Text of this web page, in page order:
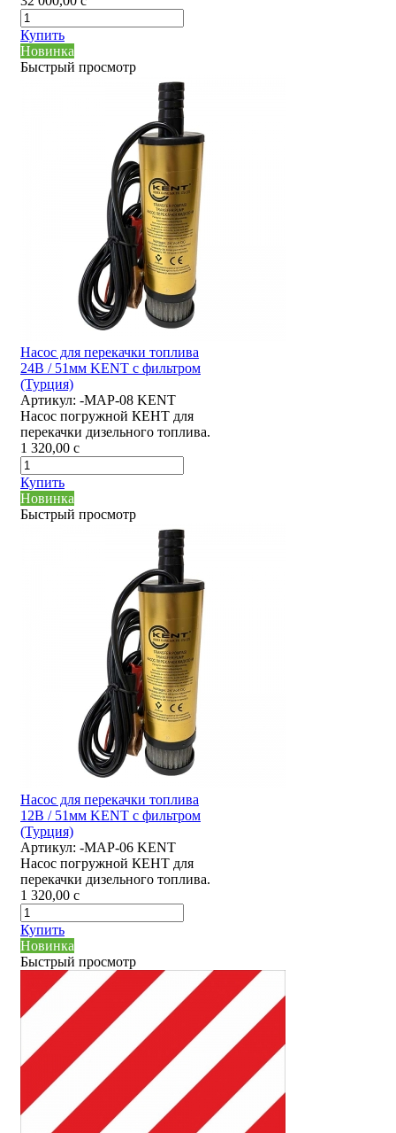
Купить
Новинка
Быстрый просмотр
Насос для перекачки топлива
24В / 51мм KENT с фильтром
(Турция)
Артикул: -MAP-08 KENT
Насос погружной КЕНТ для
перекачки дизельного топлива.
1 320,00 c
Купить
Новинка
Быстрый просмотр
Насос для перекачки топлива
12В / 51мм KENT с фильтром
(Турция)
Артикул: -MAP-06 KENT
Насос погружной КЕНТ для
перекачки дизельного топлива.
1 320,00 c
Купить
Новинка
Быстрый просмотр